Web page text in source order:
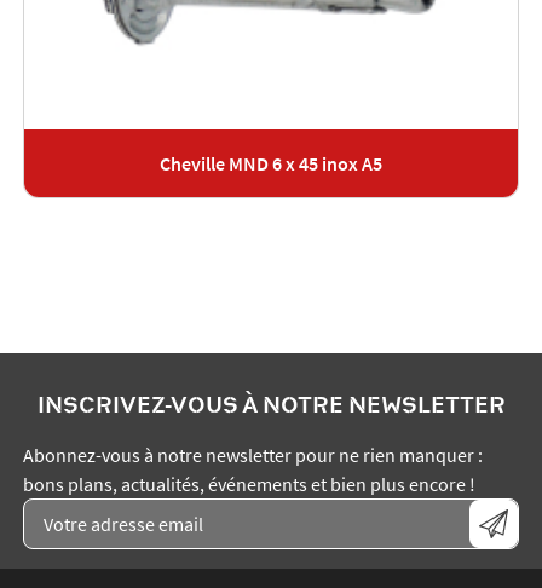
Cheville MND 6 x 45 inox A5
INSCRIVEZ-VOUS À NOTRE NEWSLETTER
Abonnez-vous à notre newsletter pour ne rien manquer :
bons plans, actualités, événements et bien plus encore !